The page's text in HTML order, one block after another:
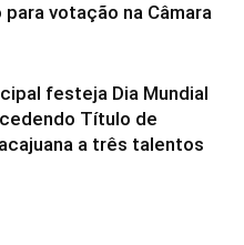
votação na Câmara
festeja Dia Mundial
Título de
a três talentos